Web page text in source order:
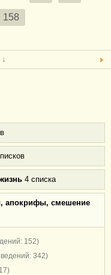
158
4 списка
апокрифы, смешение
152)
342)